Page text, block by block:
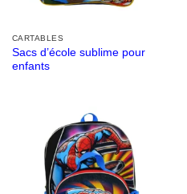
CARTABLES
Sacs d’école sublime pour
enfants